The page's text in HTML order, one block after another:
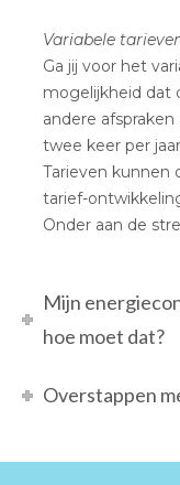
Variabele
Ga jij voor het
mogelijkheid dat
andere
twee keer per
Tarieven kunnen
tarief-
Onder aan de
Mijn
hoe moet dat?
Overstappen